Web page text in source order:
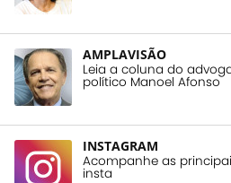
AMPLAVISÃO
Leia a coluna do
político Manoel Afonso
INSTAGRAM
Acompanhe as
insta